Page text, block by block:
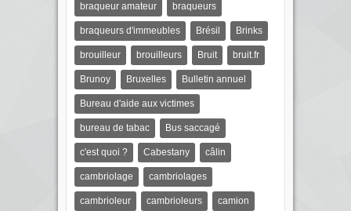
braqueur amateur braqueurs
braqueurs d'immeubles Brésil Brinks
brouilleur brouilleurs Bruit bruit.fr
Brunoy Bruxelles Bulletin annuel
Bureau d'aide aux victimes
bureau de tabac Bus saccagé
c'est quoi ? Cabestany câlin
cambriolage cambriolages
cambrioleur cambrioleurs camion